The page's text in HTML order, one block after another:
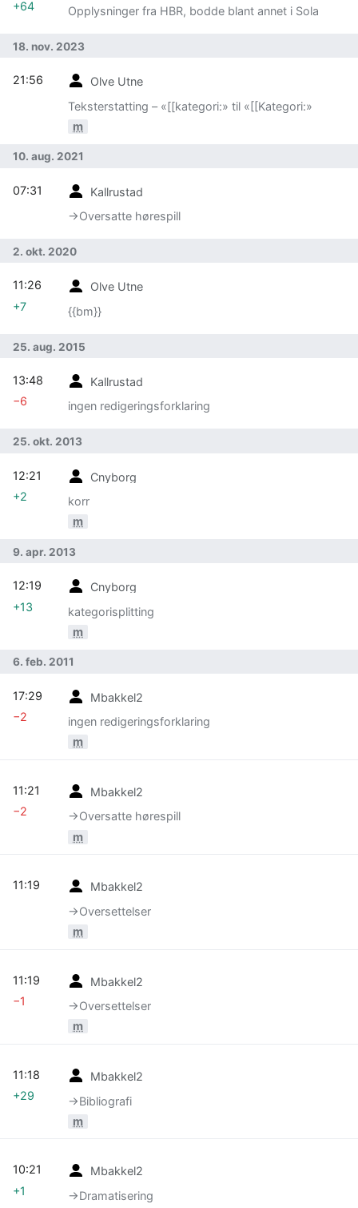
Opplysninger fra HBR, bodde blant annet i Sola
+64
18. nov. 2023
Olve Utne
Teksterstatting – «[[kategori:» til «[[Kategori:»
m
21:56
10. aug. 2021
Kallrustad
→‎Oversatte hørespill
07:31
2. okt. 2020
Olve Utne
{{bm}}
11:26
+7
25. aug. 2015
Kallrustad
ingen redigeringsforklaring
13:48
−6
25. okt. 2013
Cnyborg
korr
m
12:21
+2
9. apr. 2013
Cnyborg
kategorisplitting
m
12:19
+13
6. feb. 2011
Mbakkel2
ingen redigeringsforklaring
m
17:29
−2
Mbakkel2
→‎Oversatte hørespill
m
11:21
−2
Mbakkel2
→‎Oversettelser
m
11:19
Mbakkel2
→‎Oversettelser
m
11:19
−1
Mbakkel2
→‎Bibliografi
m
11:18
+29
Mbakkel2
→‎Dramatisering
10:21
+1